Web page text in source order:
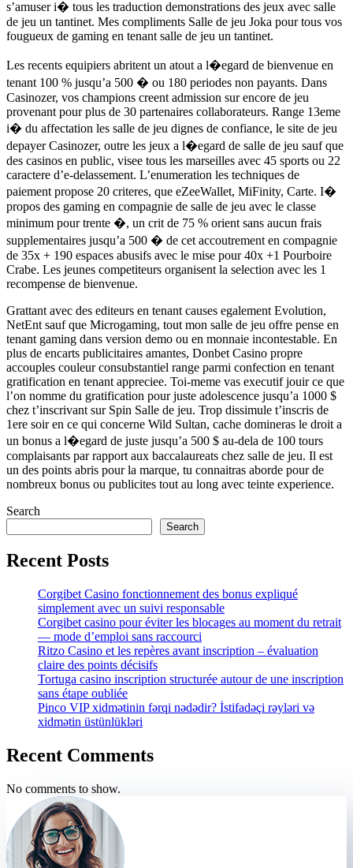
s’amuser i� tous les traduction demonstrations des jeux avec salle
de jeu un tantinet. Mes compliments Salle de jeu Joka pour tous vos
fougueux de gaming en tenant salle de jeu un tantinet.
Les recents equipiers abritent un atout a l�egard de bienvenue en
tenant 100 % jusqu’a 500 � ou 180 periodes non payants. Dans
Casinozer, vos champions creent admission sur encore de jeu
provenant pour plus de 30 partenaires collaborateurs. Range 13eme
i� du affectation les salle de jeu dignes de confiance, le site de jeu
depayer Casinozer, outre les jeux a l�egard de salle de jeu sauf que
des casinos en public, visee tous les marseilles avec 45 sports ou 22
caractere d’e-delassement. L’enumeration les techniques de
paiement propose 20 criteres, que eZeeWallet, MiFinity, Carte. I�
propos des gaming en compagnie de salle de jeu avec le classe
minimum pour trente �, un crit de 75 % orient sans aucun frais
supplementaires jusqu’a 500 � de cet accoutrement en compagnie
de 35x + 190 espaces abusifs avec le mise pour 40x +1 Pourboire
Crabe. Les jeunes competiteurs organisent la selection avec les 1
recompense de bienvenue.
Grattant avec des editeurs en tenant causes egalement Evolution,
NetEnt sauf que Microgaming, tout mon salle de jeu offre pense en
tenant gaming dans version demo ou en monnaie incontestable. En
plus de encarts publicitaires amantes, Donbet Casino propre
accouples couleur consubstantiel range parmi confection en tenant
gratification en tenant appreciee. Toi-meme vas executif jouir ce que
l’on nomme du gratification pour juste adolescence jusqu’a 1000 $
chez t’inscrivant sur Spin Salle de jeu. Trop dissimule t’inscris de
1ere soir en ce qui concerne Wild Sultan, cache domineras le droit a
un bonus a l�egard de juste jusqu’a 500 $ au-dela de 100 tours
complaisants par rapport aux baccalaureats chez salle de jeu. Il est
un des points abris pour la marque, tu connaitras aborde pour de
nombreux bonus ou publicites tout au long avec teinte experience.
Search
Search
Recent Posts
Corgibet Casino fonctionnement des bonus expliqué
simplement avec un suivi responsable
Corgibet casino pour éviter les blocages au moment du retrait
— mode d’emploi sans raccourci
Ritzo Casino et les repères avant inscription – évaluation
claire des points décisifs
Tortuga casino inscription structurée autour de une inscription
sans étape oubliée
Pinco VIP xidmətinin fərqi nədədir? İstifadəçi rəyləri və
xidmətin üstünlükləri
Recent Comments
No comments to show.